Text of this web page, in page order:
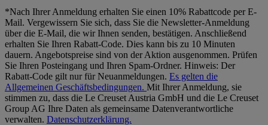
*Nach Ihrer Anmeldung erhalten Sie einen 10% Rabattcode per E-
Mail. Vergewissern Sie sich, dass Sie die Newsletter-Anmeldung
über die E-Mail, die wir Ihnen senden, bestätigen. Anschließend
erhalten Sie Ihren Rabatt-Code. Dies kann bis zu 10 Minuten
dauern. Angebotspreise sind von der Aktion ausgenommen. Prüfen
Sie Ihren Posteingang und Ihren Spam-Ordner. Hinweis: Der
Rabatt-Code gilt nur für Neuanmeldungen. Es gelten die
Allgemeinen Geschäftsbedingungen. Mit Ihrer Anmeldung, sie
stimmen zu, dass die Le Creuset Austria GmbH und die Le Creuset
Group AG Ihre Daten als gemeinsame Datenverantwortliche
verwalten. Datenschutzerklärung.